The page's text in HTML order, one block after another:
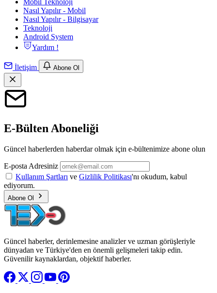
Mobil Teknoloji
Nasıl Yapılır - Mobil
Nasıl Yapılır - Bilgisayar
Teknoloji
Android System
Yardım !
İletişim Abone Ol
E-Bülten Aboneliği
Güncel haberlerden haberdar olmak için e-bültenimize abone olun
E-posta Adresiniz
Kullanım Şartları ve Gizlilik Politikası'nı okudum, kabul
ediyorum.
Abone Ol
Güncel haberler, derinlemesine analizler ve uzman görüşleriyle
dünyadan ve Türkiye'den en önemli gelişmeleri takip edin.
Güvenilir kaynaklardan, objektif haberler.